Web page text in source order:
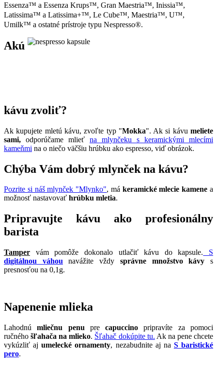
Essenza™ a Essenza Krups™, Gran Maestria™, Inissia™,
Latissima™ a Latissima+™, Le Cube™, Maestria™, U™,
Umilk™ a ostatné prístroje typu Nespresso®.
Akú
kávu zvoliť?
Ak kupujete mletú kávu, zvoľte typ "Mokka". Ak si kávumeliete
sami, odporúčame mlieť na mlynčeku s keramickými mlecími
kameňmi na o niečo väčšiu hrúbku ako espresso, viď obrázok.
Chýba Vám dobrý mlynček na kávu?
Pozrite si náš mlynček "Mlynko", má keramické mlecie kamene a
možnosť nastavovať hrúbku mletia.
Pripravujte kávu ako profesionálny
barista
Tamper vám pomôže dokonalo utlačiť kávu do kapsule. S
digitálnou váhou navážite vždy správne množstvo kávy s
presnosťou na 0,1g.
Napenenie mlieka
Lahodnúmliečnu penu precapuccino pripravíte za pomoci
ručnéhošľahača na mlieko. Šľahač dokúpite tu. Ak na pene chcete
vykúzliť ajumelecké ornamenty, nezabudnite aj na S baristické
pero.